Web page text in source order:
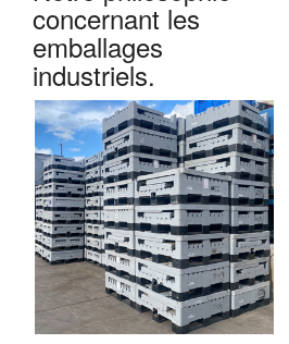
concernant les
emballages
industriels.